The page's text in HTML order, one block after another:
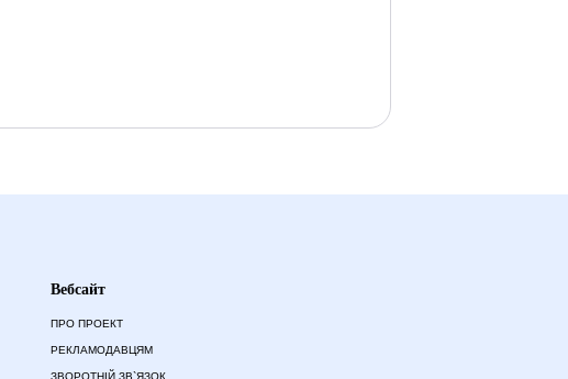
Вебсайт
ПРО ПРОЕКТ
РЕКЛАМОДАВЦЯМ
ЗВОРОТНІЙ ЗВ`ЯЗОК